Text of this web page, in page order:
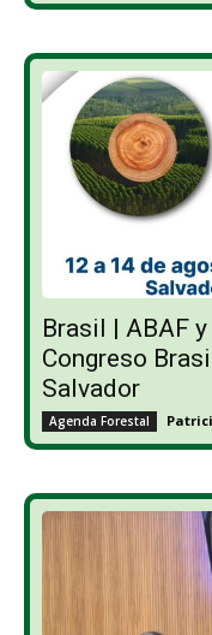
Brasil | ABAF
Congreso
Salvador
Agenda Forestal